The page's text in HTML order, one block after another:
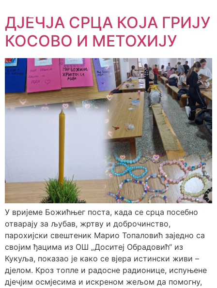
ДЈЕЧЈА СРЦА КОЈА ГРИЈУ
КОСОВО И МЕТОХИЈУ
У вријеме Божићњег поста, када се срца посебно
отварају за љубав, жртву и доброчинство,
парохијски свештеник Марио Топаловић заједно са
својим ђацима из ОШ „Доситеј Обрадовић“ из
Кукуља, показао је како се вјера истински живи –
дјелом. Кроз топле и радосне радионице, испуњене
дјечјим осмјесима и искреном жељом да помогну,